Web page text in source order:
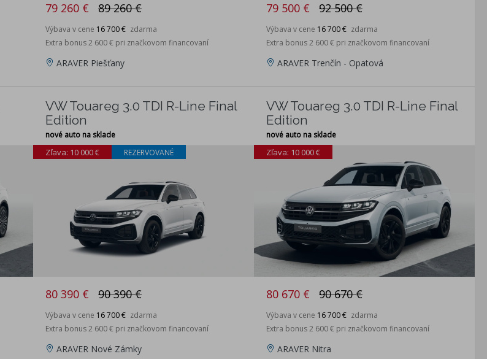
79 260 € 89 260 €
Výbava v cene 16 700 € zdarma
Extra bonus 2 600 € pri značkovom financovaní
ARAVER Piešťany
79 500 € 92 500 €
Výbava v cene 16 700 € zdarma
Extra bonus 2 600 € pri značkovom financovaní
ARAVER Trenčín - Opatová
VW Touareg 3.0 TDI R-Line Final
Edition
nové auto na sklade
Zľava: 10 000 € REZERVOVANÉ
80 390 € 90 390 €
Výbava v cene 16 700 € zdarma
Extra bonus 2 600 € pri značkovom financovaní
ARAVER Nové Zámky
VW Touareg 3.0 TDI R-Line Final
Edition
nové auto na sklade
Zľava: 10 000 €
80 670 € 90 670 €
Výbava v cene 16 700 € zdarma
Extra bonus 2 600 € pri značkovom financovaní
ARAVER Nitra